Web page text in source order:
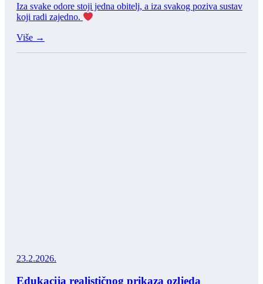
Iza svake odore stoji jedna obitelj, a iza svakog poziva sustav
koji radi zajedno.
Više →
23.2.2026.
Edukacija realističnog prikaza ozljeda